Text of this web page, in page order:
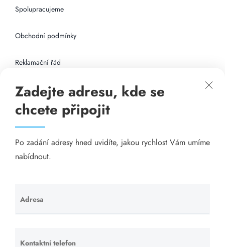
Spolupracujeme
Obchodní podmínky
Reklamační řád
Připojení k internetu
Odkazy
Katalog A-seznam.cz
Visací zámky - TOKOZ
Zadejte adresu, kde se
chcete připojit
Po zadání adresy hned uvidíte, jakou rychlost Vám umíme
nabídnout.
Adresa
Ponechte
toto pole
Kontaktní telefon